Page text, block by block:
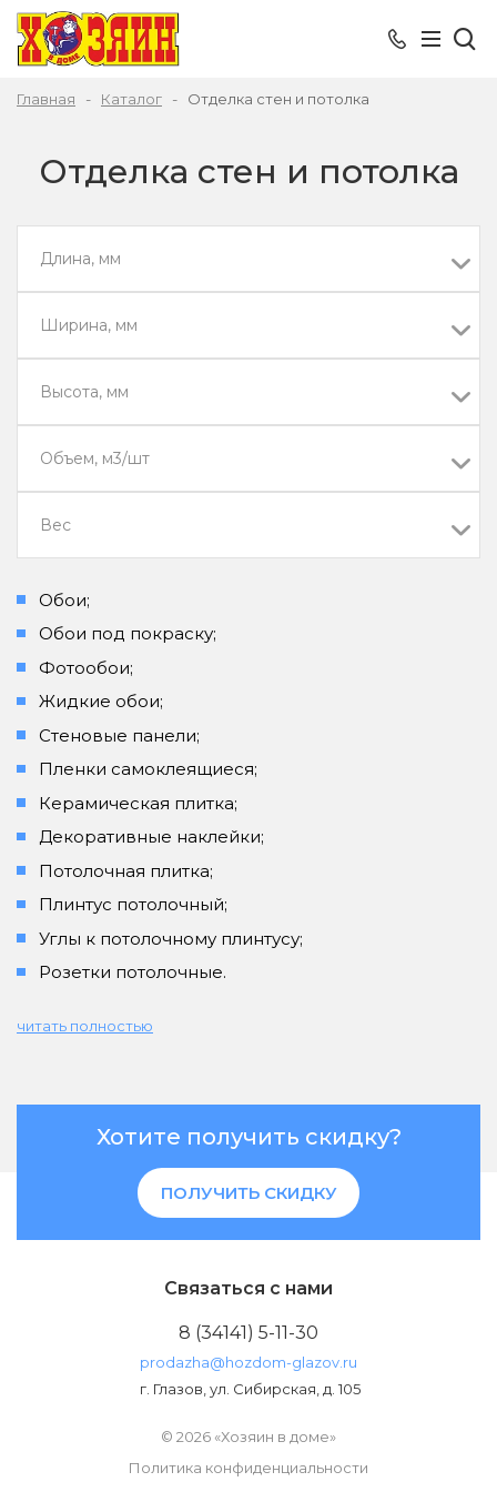
Главная Каталог Отделка стен и потолка
Отделка стен и потолка
Длина, мм
Ширина, мм
Высота, мм
Объем, м3/шт
Вес
Обои;
Обои под покраску;
Фотообои;
Жидкие обои;
Стеновые панели;
Пленки самоклеящиеся;
Керамическая плитка;
Декоративные наклейки;
Потолочная плитка;
Плинтус потолочный;
Углы к потолочному плинтусу;
Розетки потолочные.
читать полностью
Хотите получить скидку?
ПОЛУЧИТЬ СКИДКУ
Связаться с нами
8 (34141) 5-11-30
prodazha@hozdom-glazov.ru
г. Глазов, ул. Сибирская, д. 105
© 2026 «Хозяин в доме»
Политика конфиденциальности